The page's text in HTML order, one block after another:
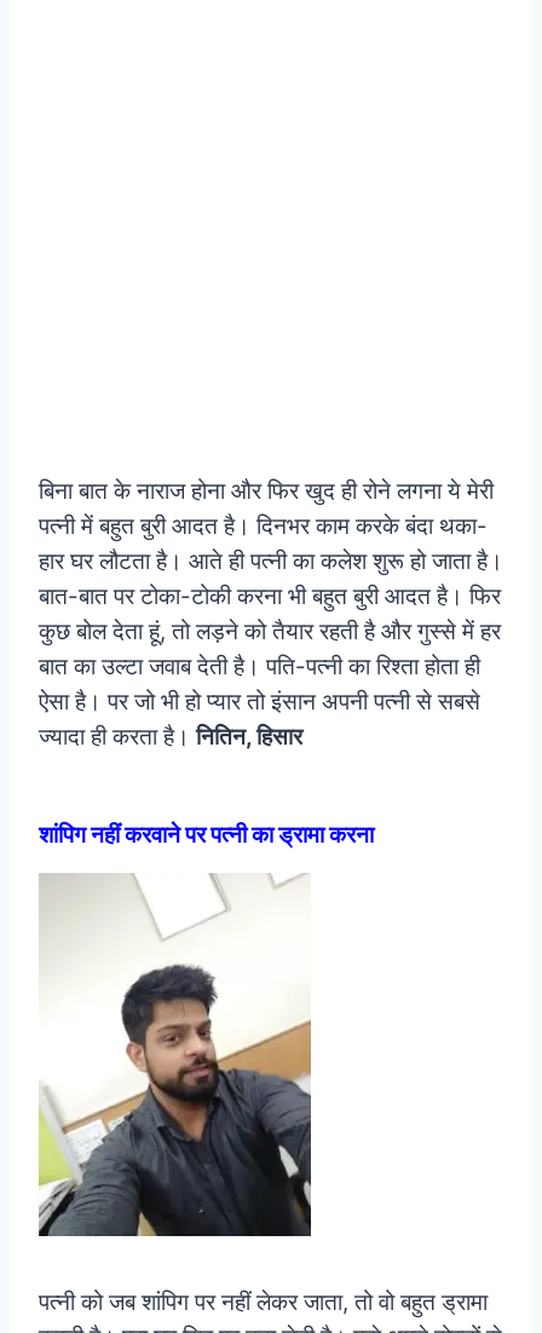
बिना बात के नाराज होना और फिर खुद ही रोने लगना ये मेरी
पत्नी में बहुत बुरी आदत है। दिनभर काम करके बंदा थका-
हार घर लौटता है। आते ही पत्नी का कलेश शुरू हो जाता है।
बात-बात पर टोका-टोकी करना भी बहुत बुरी आदत है। फिर
कुछ बोल देता हूं, तो लड़ने को तैयार रहती है और गुस्से में हर
बात का उल्टा जवाब देती है। पति-पत्नी का रिश्ता होता ही
ऐसा है। पर जो भी हो प्यार तो इंसान अपनी पत्नी से सबसे
ज्यादा ही करता है।नितिन, हिसार
शांपिग नहीं करवाने पर पत्नी का ड्रामा करना
पत्नी को जब शांपिग पर नहीं लेकर जाता, तो वो बहुत ड्रामा